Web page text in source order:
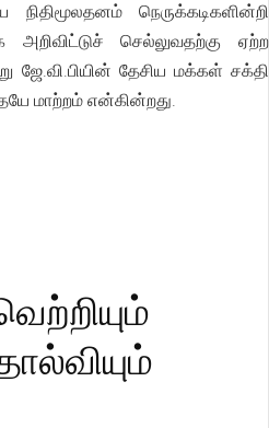
நிதிமூலதனம் நெருக்கடிகளின்றி
செல்லுவதற்கு ஏற்ற
ஜே.வி.பியின் தேசிய மக்கள் சக்தி
மாற்றம் என்கின்றது.